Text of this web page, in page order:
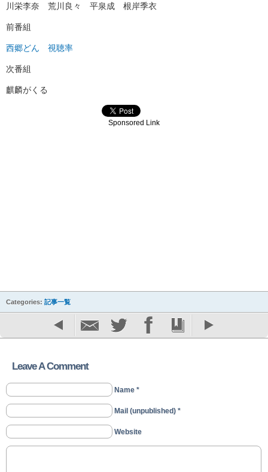
川栄李奈 荒川良々 平泉成 根岸季衣
前番組
西郷どん 視聴率
次番組
麒麟がくる
Sponsored Link
Categories: 記事一覧
Leave A Comment
Name *
Mail (unpublished) *
Website